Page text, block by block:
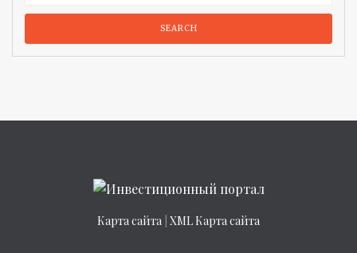
Карта сайта XML Карта сайта